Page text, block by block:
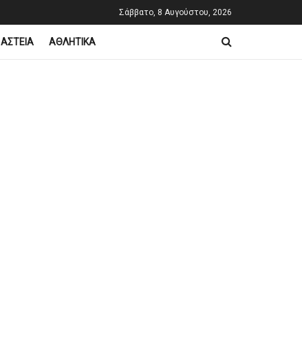
Σάββατο, 8 Αυγούστου, 2026
ΑΣΤΕΙΑ ΑΘΛΗΤΙΚΑ